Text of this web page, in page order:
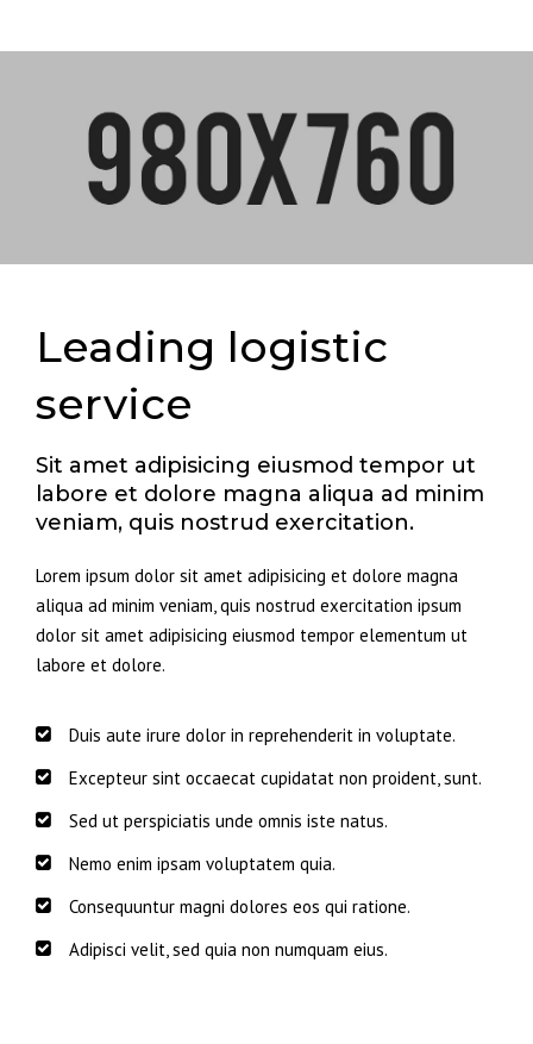
Leading logistic
service
Sit amet adipisicing eiusmod tempor ut
labore et dolore magna aliqua ad minim
veniam, quis nostrud exercitation.
Lorem ipsum dolor sit amet adipisicing et dolore magna
aliqua ad minim veniam, quis nostrud exercitation ipsum
dolor sit amet adipisicing eiusmod tempor elementum ut
labore et dolore.
Duis aute irure dolor in reprehenderit in voluptate.
Excepteur sint occaecat cupidatat non proident, sunt.
Sed ut perspiciatis unde omnis iste natus.
Nemo enim ipsam voluptatem quia.
Consequuntur magni dolores eos qui ratione.
Adipisci velit, sed quia non numquam eius.